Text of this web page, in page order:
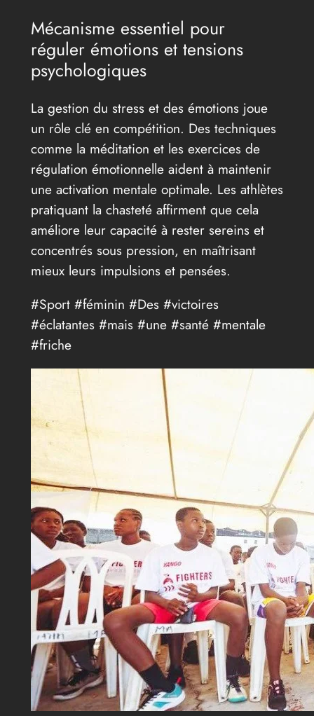
Mécanisme essentiel pour
réguler émotions et tensions
psychologiques
La gestion du stress et des émotions joue
un rôle clé en compétition. Des techniques
comme la méditation et les exercices de
régulation émotionnelle aident à maintenir
une activation mentale optimale. Les athlètes
pratiquant la chasteté affirment que cela
améliore leur capacité à rester sereins et
concentrés sous pression, en maîtrisant
mieux leurs impulsions et pensées.
#Sport #féminin #Des #victoires
#éclatantes #mais #une #santé #mentale
#friche